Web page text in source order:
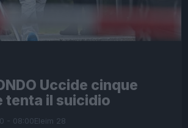
Uccide cinque
tenta il suicidio
- 08:00Eleim 28